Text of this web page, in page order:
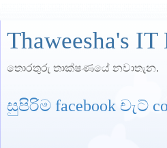
Thaweesha's IT
තොරතුරු තාක්ෂණයේ නවාතැන.
සුපිරිම facebook චැට්